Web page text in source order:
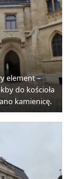
element –
do kościoła
kamienicę.